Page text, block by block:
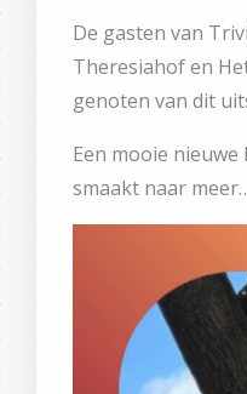
De gasten van
Theresiahof en
genoten van dit
Een mooie
smaakt naar